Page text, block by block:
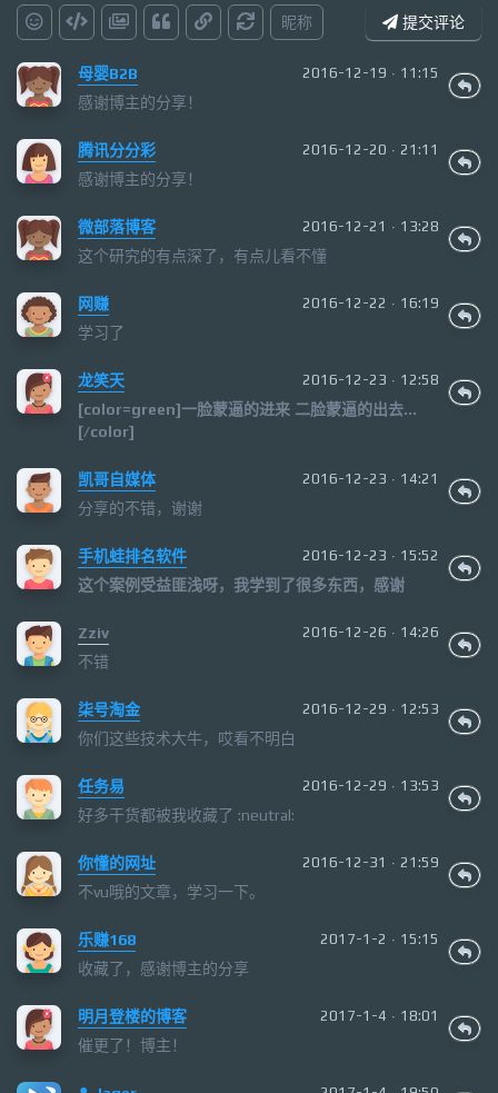
昵称 提交评论
母婴B2B 2016-12-19 · 11:15
感谢博主的分享！
腾讯分分彩 2016-12-20 · 21:11
感谢博主的分享！
微部落博客 2016-12-21 · 13:28
这个研究的有点深了，有点儿看不懂
网赚 2016-12-22 · 16:19
学习了
龙笑天 2016-12-23 · 12:58
[color=green]一脸蒙逼的进来 二脸蒙逼的出去...
[/color]
凯哥自媒体 2016-12-23 · 14:21
分享的不错，谢谢
手机蛙排名软件 2016-12-23 · 15:52
这个案例受益匪浅呀，我学到了很多东西，感谢
Zziv 2016-12-26 · 14:26
不错
柒号淘金 2016-12-29 · 12:53
你们这些技术大牛，哎看不明白
任务易 2016-12-29 · 13:53
好多干货都被我收藏了 :neutral:
你懂的网址 2016-12-31 · 21:59
不vu哦的文章，学习一下。
乐赚168 2017-1-2 · 15:15
收藏了，感谢博主的分享
明月登楼的博客 2017-1-4 · 18:01
催更了！博主！